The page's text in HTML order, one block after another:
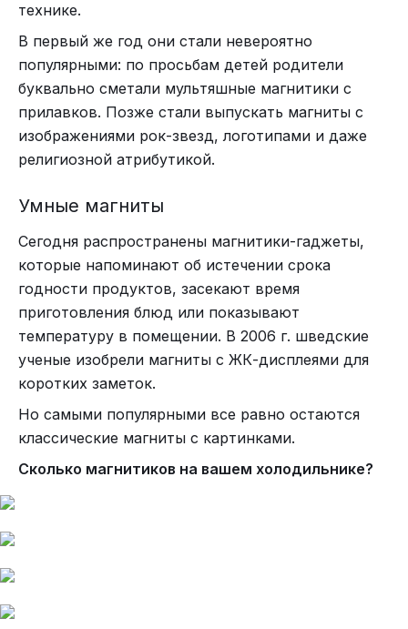
технике.
В первый же год они стали невероятно
популярными: по просьбам детей родители
буквально сметали мультяшные магнитики с
прилавков. Позже стали выпускать магниты с
изображениями рок-звезд, логотипами и даже
религиозной атрибутикой.
Умные магниты
Сегодня распространены магнитики-гаджеты,
которые напоминают об истечении срока
годности продуктов, засекают время
приготовления блюд или показывают
температуру в помещении. В 2006 г. шведские
ученые изобрели магниты с ЖК-дисплеями для
коротких заметок.
Но самыми популярными все равно остаются
классические магниты с картинками.
Сколько магнитиков на вашем холодильнике?